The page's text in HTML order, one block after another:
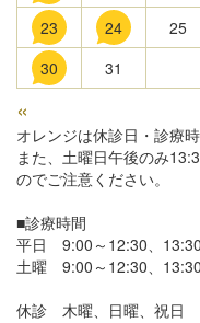
23
24 25
30
31
«
オレンジは休診日・診療
また、土曜日午後のみ
のでご注意ください。
■診療時間
平日 9:00～12:30、
土曜 9:00～12:30、
休診 木曜、日曜、祝日